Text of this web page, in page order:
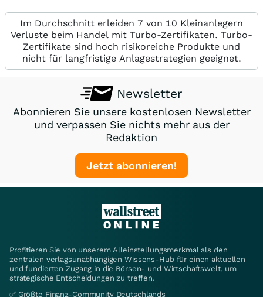
Im Durchschnitt erleiden 7 von 10 Kleinanlegern
Verluste beim Handel mit Turbo-Zertifikaten. Turbo-
Zertifikate sind hoch risikoreiche Produkte und
nicht für langfristige Anlagestrategien geeignet.
Newsletter
Abonnieren Sie unsere kostenlosen Newsletter
und verpassen Sie nichts mehr aus der
Redaktion
Jetzt abonnieren!
Profitieren Sie von unserem Alleinstellungsmerkmal als den
zentralen verlagsunabhängigen Wissens-Hub für einen aktuellen
und fundierten Zugang in die Börsen- und Wirtschaftswelt, um
strategische Entscheidungen zu treffen.
✅ Größte Finanz-Community Deutschlands